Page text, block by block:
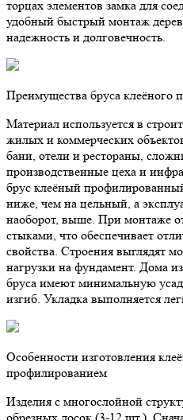
торцах элементов замка для
удобный быстрый монтаж
надежность и долговечность.
Преимущества бруса клеёного
Материал используется в
жилых и коммерческих
бани, отели и рестораны,
производственные цеха и
брус клеёный
ниже, чем на цельный, а
наоборот, выше. При монтаже
стыками, что обеспечивает
свойства. Строения выглядят
нагрузки на фундамент. Дома
бруса имеют минимальную
изгиб. Укладка выполняется
Особенности изготовления
профилированием
Изделия с многослойной